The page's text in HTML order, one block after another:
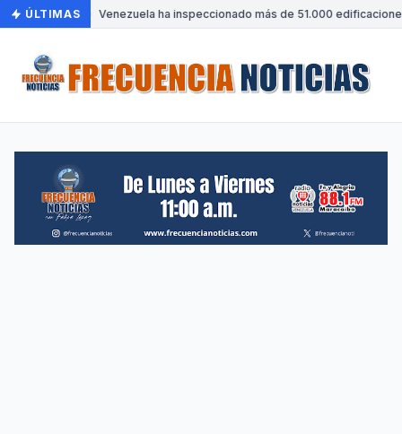
ÚLTIMAS Venezuela ha inspeccionado más de 51.000